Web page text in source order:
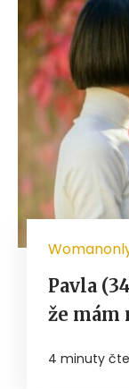
Pavla
že mám
4 minuty